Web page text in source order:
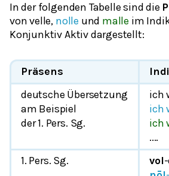
In der folgenden Tabelle sind die
vonvelle, nolle und malle im
Konjunktiv Aktiv dargestellt:
Präsens
deutsche Übersetzung
am Beispiel
der 1. Pers. Sg.
ich
ich
ich
....
1. Pers. Sg.
vol